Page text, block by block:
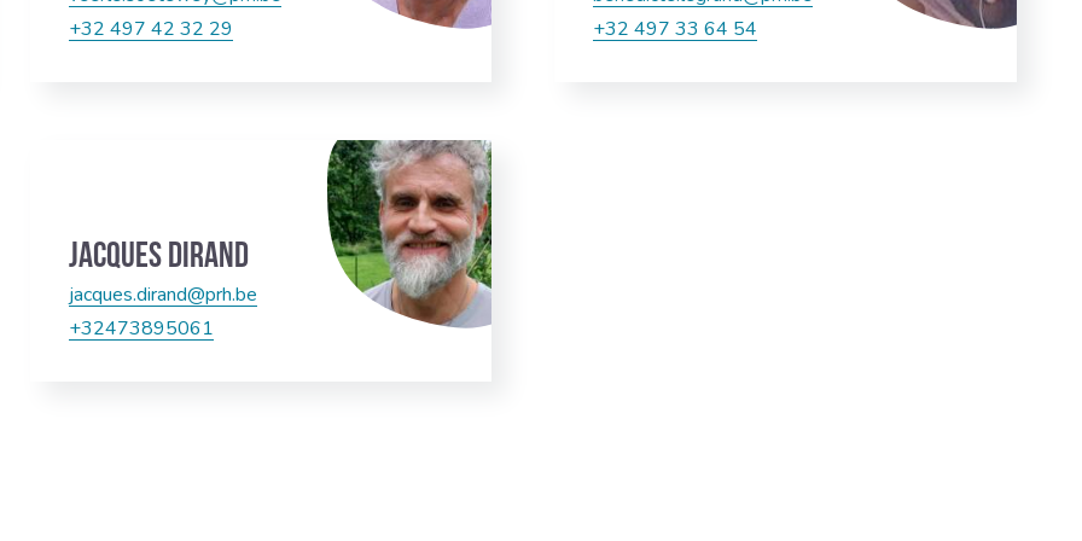
‭+32 497 42 32 29‬
+32 497 33 64 54
Jacques Dirand
jacques.dirand@prh.be
+32473895061